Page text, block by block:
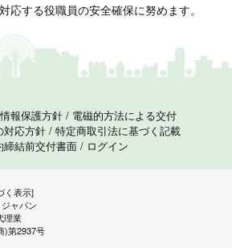
応する役職員の安全確保に努めます。
報保護方針 / 電磁的方法による交付
対応方針/ 特定商取引法に基づく記載
締結前交付書面/ ログイン
く表示]
ャパン
理業
)第2937号